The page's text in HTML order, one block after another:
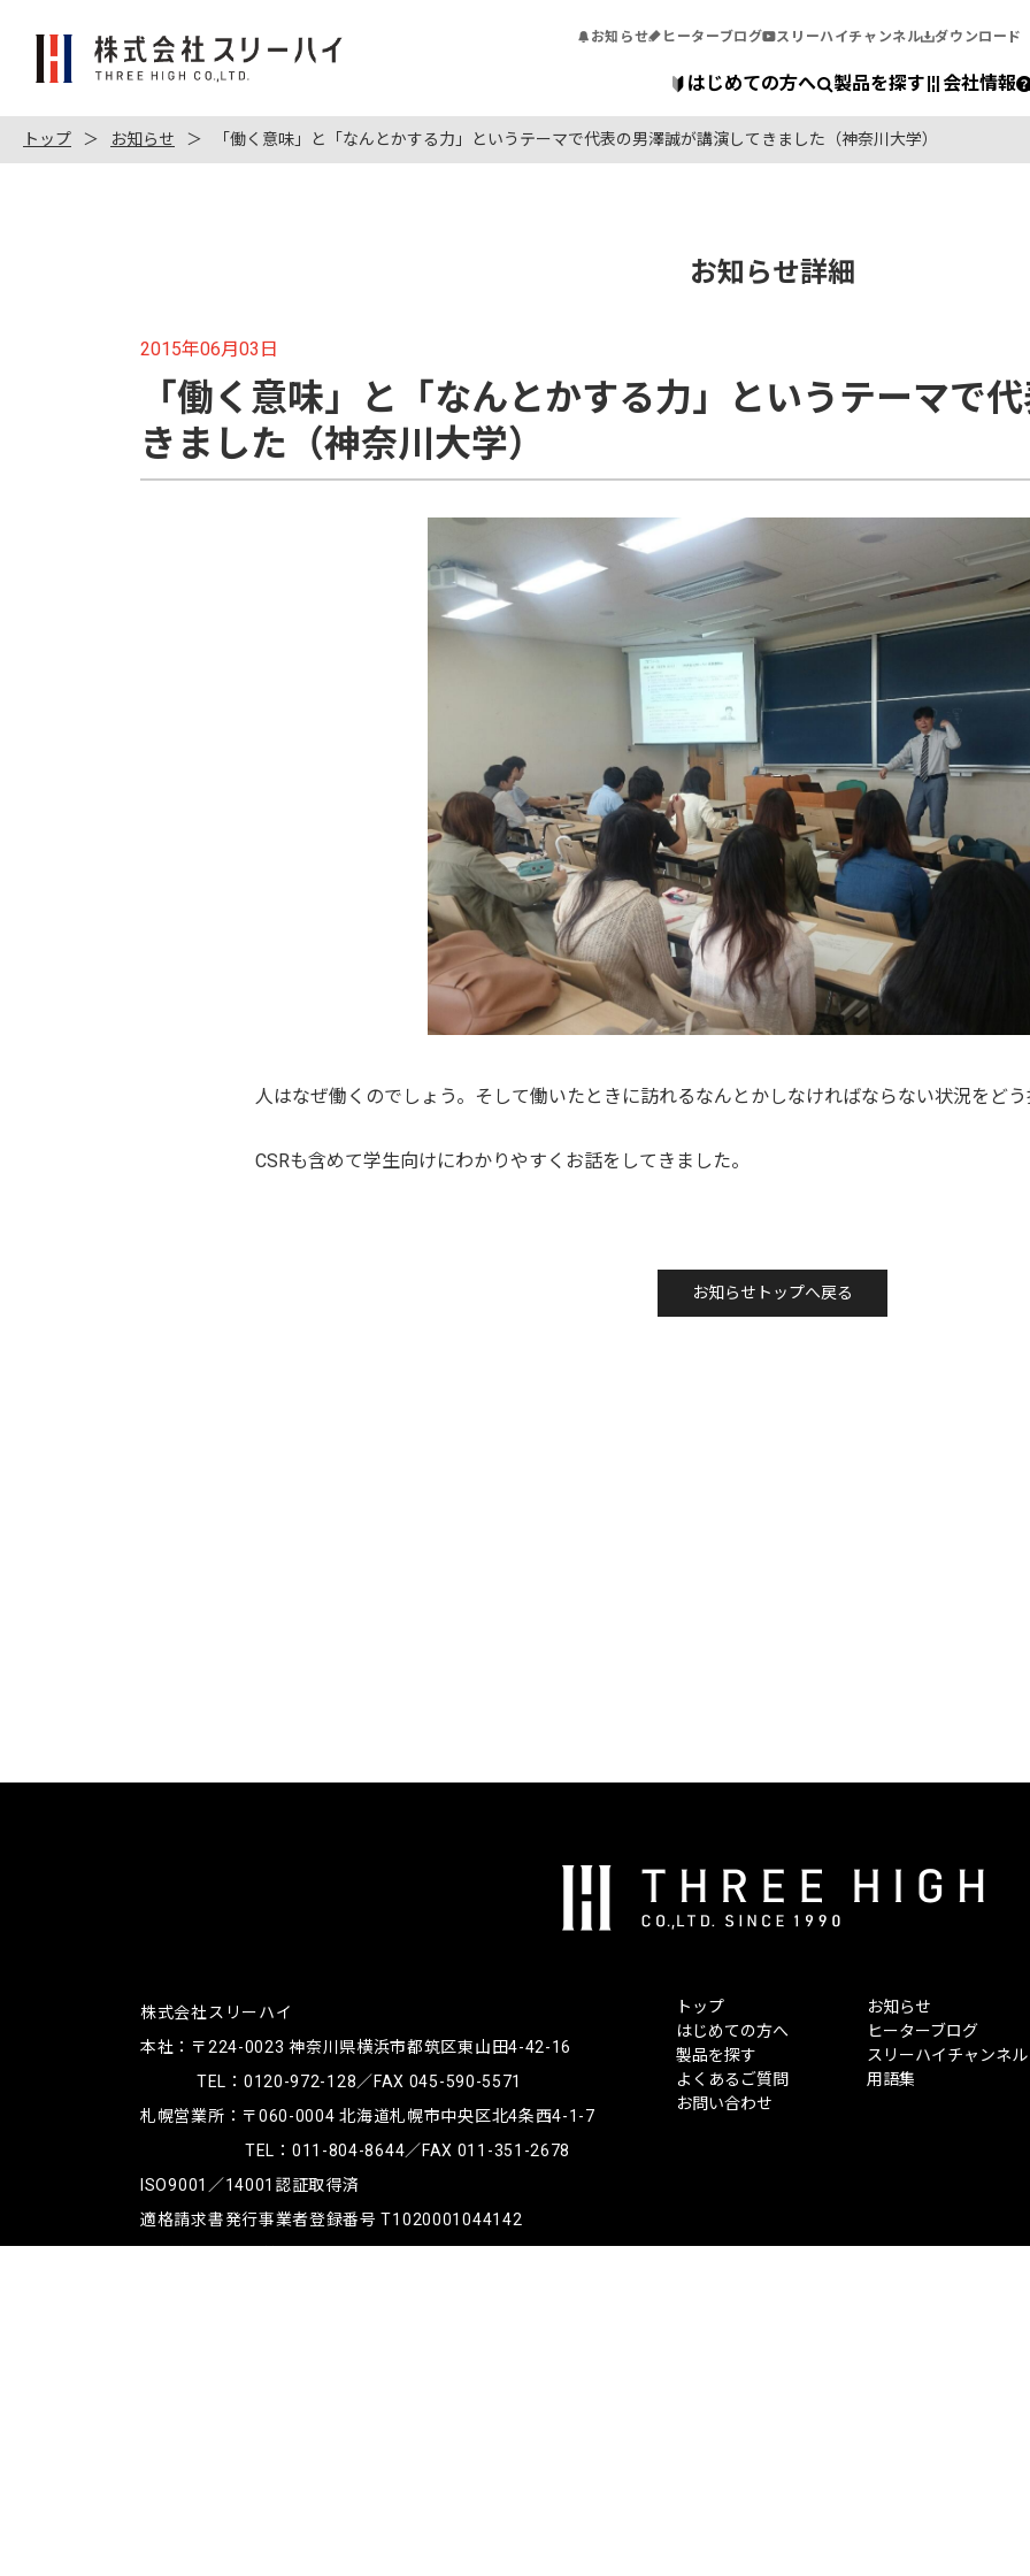
式
社
ス
はじめての方へ 製品を探す 会社情報
お知らせ ヒーターブログ スリーハイチャンネル ダウンロード
トップ お知らせ 「働く意味」と「なんとかする力」というテーマで代表の男澤誠が講演してきました（神奈川大学）
お知らせ詳細
2015年06月03日
「働く意味」と「なんとかする力」というテーマで
きました（神奈川大学）
人はなぜ働くのでしょう。そして働いたときに訪れるなんとかしなければならない状況をどう
CSRも含めて学生向けにわかりやすくお話をしてきました。
お知らせトップへ戻る
会
ー
株式会社スリーハイ
本社：〒224-0023神奈川県横浜市都筑区東山田4-42-16
TEL： 0120-972-128／FAX 045-590-5571
札幌営業所：〒060-0004北海道札幌市中央区北4条西4-1-7
TEL： 011-804-8644／FAX 011-351-2678
ISO9001／14001認証取得済
適格請求書発行事業者登録番号 T1020001044142
トップ
はじめての方へ
製品を探す
よくあるご質問
お問い合わせ
お知らせ
ヒーターブログ
スリーハイチャンネル
用語集